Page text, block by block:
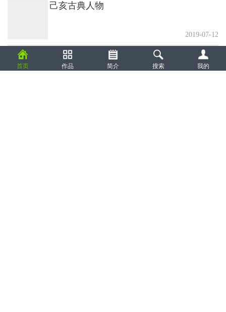
己亥古典人物
2019-07-12
己亥人物作品
首页 作品 简介 搜索 我的